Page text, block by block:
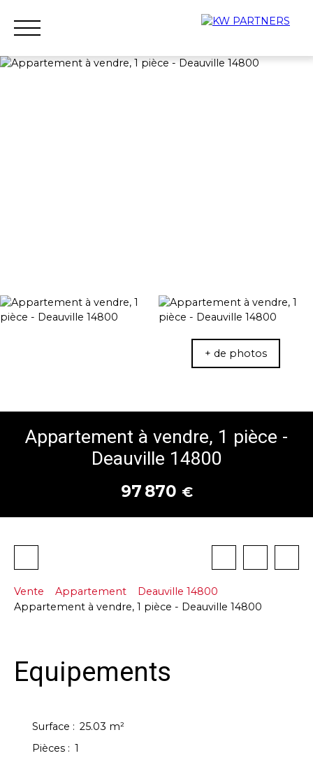
+ de photos
Appartement à vendre, 1 pièce -
Deauville 14800
97 870 €
Vente Appartement
Deauville 14800
Appartement à vendre, 1 pièce - Deauville 14800
Equipements
Surface : 25.03 m²
Pièces : 1